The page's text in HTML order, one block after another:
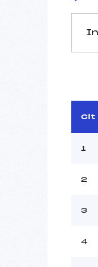
D.T
Dir.
Clt
1
2
3
4